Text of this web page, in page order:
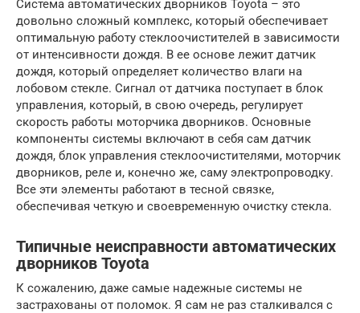
Система автоматических дворников Toyota – это
довольно сложный комплекс, который обеспечивает
оптимальную работу стеклоочистителей в зависимости
от интенсивности дождя. В ее основе лежит датчик
дождя, который определяет количество влаги на
лобовом стекле. Сигнал от датчика поступает в блок
управления, который, в свою очередь, регулирует
скорость работы моторчика дворников. Основные
компоненты системы включают в себя сам датчик
дождя, блок управления стеклоочистителями, моторчик
дворников, реле и, конечно же, саму электропроводку.
Все эти элементы работают в тесной связке,
обеспечивая четкую и своевременную очистку стекла.
Типичные неисправности автоматических
дворников Toyota
К сожалению, даже самые надежные системы не
застрахованы от поломок. Я сам не раз сталкивался с